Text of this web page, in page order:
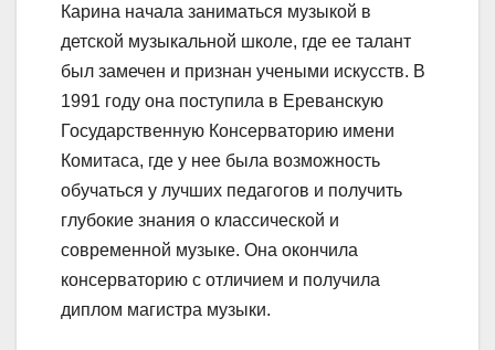
Карина начала заниматься музыкой в
детской музыкальной школе, где ее талант
был замечен и признан учеными искусств. В
1991 году она поступила в Ереванскую
Государственную Консерваторию имени
Комитаса, где у нее была возможность
обучаться у лучших педагогов и получить
глубокие знания о классической и
современной музыке. Она окончила
консерваторию с отличием и получила
диплом магистра музыки.